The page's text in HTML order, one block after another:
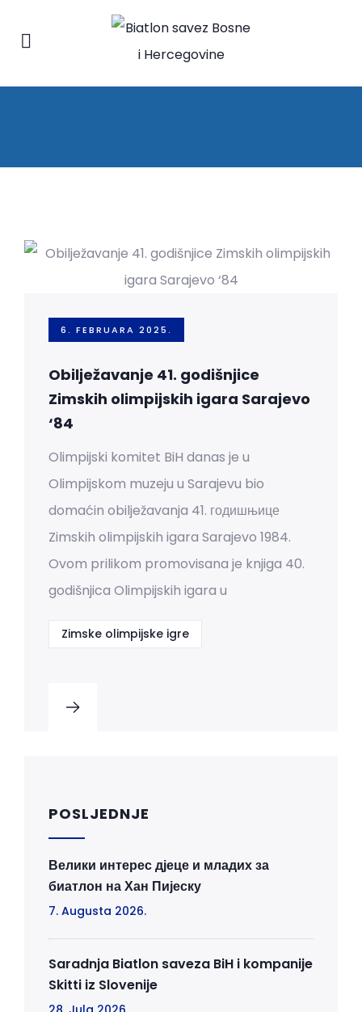
6. FEBRUARA 2025.
Obilježavanje 41. godišnjice
Zimskih olimpijskih igara Sarajevo
‘84
Olimpijski komitet BiH danas je u
Olimpijskom muzeju u Sarajevu bio
domaćin obilježavanja 41. годишњице
Zimskih olimpijskih igara Sarajevo 1984.
Ovom prilikom promovisana je knjiga 40.
godišnjica Olimpijskih igara u
Zimske olimpijske igre
POSLJEDNJE
Велики интерес дјеце и младих за
биатлон на Хан Пијеску
7. Augusta 2026.
Saradnja Biatlon saveza BiH i kompanije
Skitti iz Slovenije